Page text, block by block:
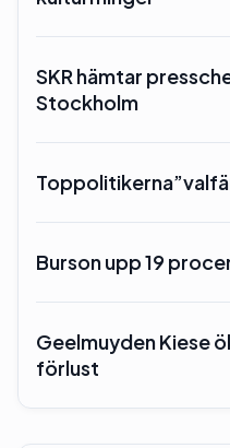
SKR hämtar
Stockholm
Burson upp 19
Geelmuyden Kiese
förlust